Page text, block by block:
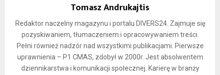
Tomasz Andrukajtis
Redaktor naczelny magazynu i portalu DIVERS24. Zajmuje się
pozyskiwaniem, tłumaczeniem i opracowywaniem treści.
Pełni również nadzór nad wszystkimi publikacjami. Pierwsze
uprawnienia – P1 CMAS, zdobył w 2000r. Jest absolwentem
dziennikarstwa i komunikacji społecznej. Karierę w branży